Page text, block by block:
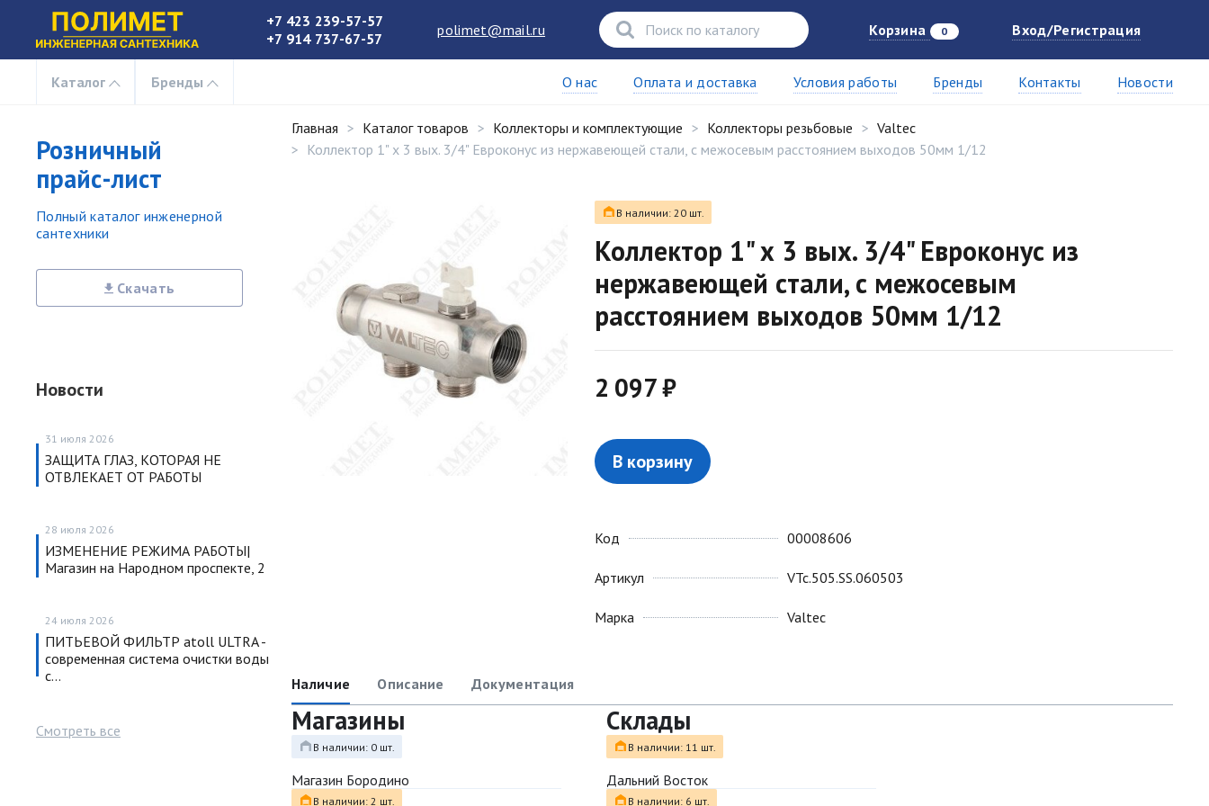
+7 423 239-57-57
+7 914 737-67-57
polimet@mail.ru Корзина 0 Вход/Регистрация
Каталог Бренды О нас Оплата и доставка Условия работы Бренды Контакты Новости
Розничный
прайс-лист
Полный каталог инженерной
сантехники
Скачать
Новости
31 июля 2026
ЗАЩИТА ГЛАЗ, КОТОРАЯ НЕ
ОТВЛЕКАЕТ ОТ РАБОТЫ
28 июля 2026
ИЗМЕНЕНИЕ РЕЖИМА РАБОТЫ|
Магазин на Народном проспекте, 2
24 июля 2026
ПИТЬЕВОЙ ФИЛЬТР atoll ULTRA -
современная система очистки воды
с…
Смотреть все
Главная Каталог товаров Коллекторы и комплектующие Коллекторы резьбовые
Valtec
Коллектор 1" х 3 вых. 3/4" Евроконус из нержавеющей стали, с межосевым расстоянием выходов 50мм 1/12
В наличии: 20 шт.
Коллектор 1" х 3 вых. 3/4" Евроконус из
нержавеющей стали, с межосевым
расстоянием выходов 50мм 1/12
2 097 ₽
В корзину
Код
Артикул
Марка
00008606
VTc.505.SS.060503
Valtec
Наличие Описание Документация
Магазины
В наличии: 0 шт.
Магазин Бородино
В наличии: 2 шт.
Склады
В наличии: 11 шт.
Дальний Восток
В наличии: 6 шт.